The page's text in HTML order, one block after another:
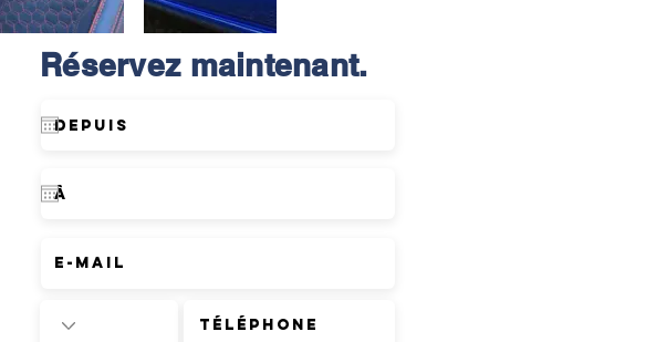
Réservez maintenant.